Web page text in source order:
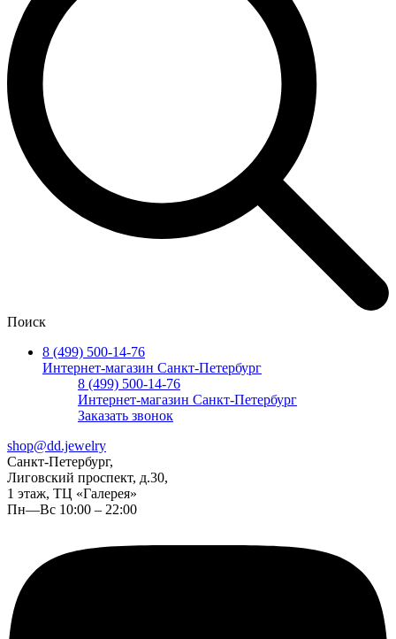
Поиск
8 (499) 500-14-76
Интернет-магазин Санкт-Петербург
8 (499) 500-14-76
Интернет-магазин Санкт-Петербург
Заказать звонок
shop@dd.jewelry
Санкт-Петербург,
Лиговский проспект, д.30,
1 этаж, ТЦ «Галерея»
Пн—Вс 10:00 – 22:00